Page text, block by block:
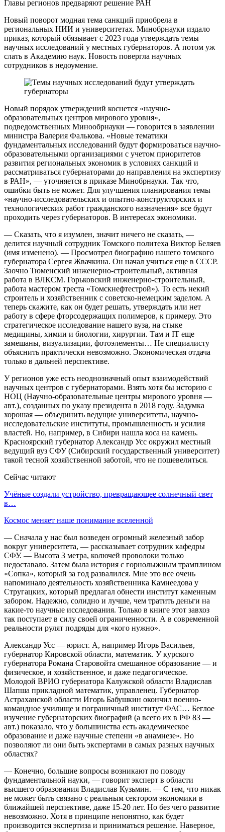
Главы регионов предваряют решение РАН
Новый поворот модная тема санкций приобрела в
региональных НИИ и университетах. Минобрнауки издало
приказ, который обязывает с 2023 года утверждать темы
научных исследований у местных губернаторов. А потом уж
слать в Академию наук. Новость повергла научных
сотрудников в недоумение.
Новый порядок утверждений коснется «научно-
образовательных центров мирового уровня»,
подведомственных Минообрнауки — говорится в заявлении
министра Валерия Фалькова. «Новые тематики
фундаментальных исследований будут формироваться научно-
образовательными организациями с учетом приоритетов
развития региональных экономик в условиях санкций и
рассматриваться губернаторами до направления на экспертизу
в РАН», — уточняется в приказе Минобрнауки. Так что,
ошибки быть не может. Для улучшения планирования темы
«научно-исследовательских и опытно-конструкторских и
технологических работ гражданского назначения» все будут
проходить через губернаторов. В интересах экономики.
— Сказать, что я изумлен, значит ничего не сказать, —
делится научный сотрудник Томского политеха Виктор Беляев
(имя изменено). — Просмотрел биографию нашего томского
губернатора Сергея Жвачкина. Он начал учиться еще в СССР.
Заочно Тюменский инженерно-строительный, активная
работа в ВЛКСМ. Горьковский инженерно-строительный,
работа мастером треста «Томскнефтестрой»). То есть некий
строитель и хозяйственник с советско-немецким заделом. А
теперь скажите, как он будет решать, утверждать или нет
работу в сфере фторсодержащих полимеров, к примеру. Это
стратегическое исследование нашего вуза, на стыке
медицины, химии и биологии, хирургии. Там и IT еще
замешаны, визуализации, фотоэлементы… Не специалисту
объяснить практически невозможно. Экономическая отдача
только в дальней перспективе.
У регионов уже есть неоднозначный опыт взаимодействий
научных центров с губернаторами. Взять хотя бы историю с
НОЦ (Научно-образовательные центры мирового уровня —
авт.), созданных по указу президента в 2018 году. Задумка
хорошая — объединить ведущие университеты, научно-
исследовательские институты, промышленность и усилия
властей. Но, например, в Сибири нашла коса на камень.
Красноярский губернатор Александр Усс окружил местный
ведущий вуз СФУ (Сибирский государственный университет)
такой тесной хозяйственной заботой, что не пошевелиться.
Сейчас читают
Учёные создали устройство, превращающее солнечный свет
в…
Космос меняет наше понимание вселенной
— Сначала у нас был возведен огромный железный забор
вокруг университета, — рассказывает сотрудник кафедры
СФУ. — Высота 3 метра, колючей проволоки только
недоставало. Затем была история с горнолыжным трамплином
«Сопка», который за год развалился. Мне это все очень
напоминало деятельность хозяйственника Камнеедова у
Стругацких, который предлагал обнести институт каменным
забором. Надежно, солидно и лучше, чем тратить деньги на
какие-то научные исследования. Только в книге этот завхоз
так поступает в силу своей ограниченности. А в современной
реальности рулят подряды для «кого нужно».
Александр Усс — юрист. А, например Игорь Васильев,
губернатор Кировской области, математик. У курского
губернатора Романа Старовойта смешанное образование — и
физическое, и хозяйственное, и даже педагогическое.
Молодой ВРИО губернатора Калужской области Владислав
Шапша прикладной математик, управленец. Губернатор
Астраханской области Игорь Бабушкин окончил военно-
командное училище и пограничный институт ФАС… Беглое
изучение губернаторских биографий (а всего их в РФ 83 —
авт.) показало, что у большинства есть академическое
образование и даже научные степени «в анамнезе». Но
позволяют ли они быть экспертами в самых разных научных
областях?
— Конечно, большие вопросы возникают по поводу
фундаментальной науки, — говорит эксперт в области
высшего образования Владислав Кузьмин. — С тем, что никак
не может быть связано с реальным сектором экономики в
ближайшей перспективе, даже 15-20 лет. Но без чего развитие
невозможно. Хотя в принципе непонятно, как будет
производится экспертиза и приниматься решение. Наверное,